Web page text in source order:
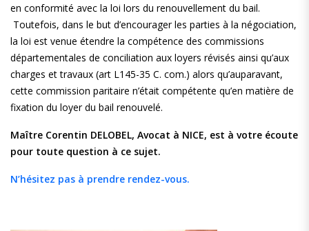
en conformité avec la loi lors du renouvellement du bail.
Toutefois, dans le but d’encourager les parties à la négociation,
la loi est venue étendre la compétence des commissions
départementales de conciliation aux loyers révisés ainsi qu’aux
charges et travaux (art L145-35 C. com.) alors qu’auparavant,
cette commission paritaire n’était compétente qu’en matière de
fixation du loyer du bail renouvelé.
Maître Corentin DELOBEL, Avocat à NICE, est à votre écoute
pour toute question à ce sujet.
N’hésitez pas à prendre rendez-vous.